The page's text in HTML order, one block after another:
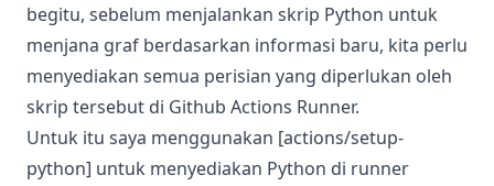
begitu, sebelum menjalankan skrip Python untuk
menjana graf berdasarkan informasi baru, kita perlu
menyediakan semua perisian yang diperlukan oleh
skrip tersebut di Github Actions Runner.
Untuk itu saya menggunakan [actions/setup-
python] untuk menyediakan Python di runner